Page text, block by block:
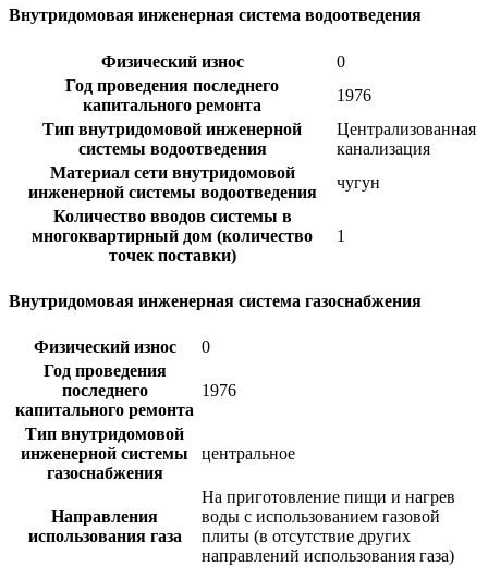
Внутридомовая инженерная система водоотведения
Физический износ
0
Год проведения последнего
капитального ремонта
1976
Тип внутридомовой инженерной
системы водоотведения
Централизованная
канализация
Материал сети внутридомовой
инженерной системы водоотведения
чугун
Количество вводов системы в
многоквартирный дом (количество
точек поставки)
1
Внутридомовая инженерная система газоснабжения
Физический износ
0
Год проведения
последнего
капитального ремонта
1976
Тип внутридомовой
инженерной системы
газоснабжения
центральное
Направления
использования газа
На приготовление пищи и нагрев
воды с использованием газовой
плиты (в отсутствие других
направлений использования газа)